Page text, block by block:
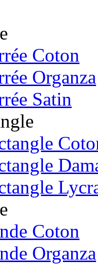
Coton
Organza
Satin
Coton
Organza